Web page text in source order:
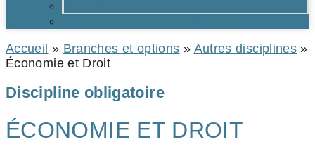
Accueil » Branches et options » Autres disciplines »
Économie et Droit
Discipline obligatoire
ÉCONOMIE ET DROIT